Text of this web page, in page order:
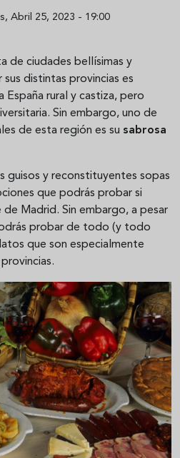
Abril 25, 2023 - 19:00
de ciudades bellísimas y
distintas provincias es
España rural y castiza, pero
Sin embargo, uno de
de esta región es su sabrosa
guisos y reconstituyentes sopas
que podrás probar si
Madrid. Sin embargo, a pesar
probar de todo (y todo
que son especialmente